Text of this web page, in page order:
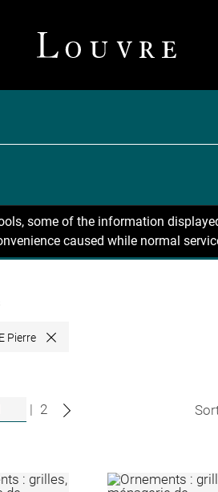
some of the information
caused while normal
Pierre Close
| 2